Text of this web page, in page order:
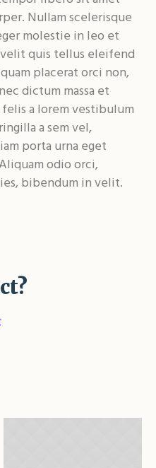
Nullam scelerisque
molestie in leo et
quis tellus eleifend
placerat orci non,
dictum massa et
a lorem vestibulum
a sem vel,
porta urna eget
odio orci,
bibendum in velit.